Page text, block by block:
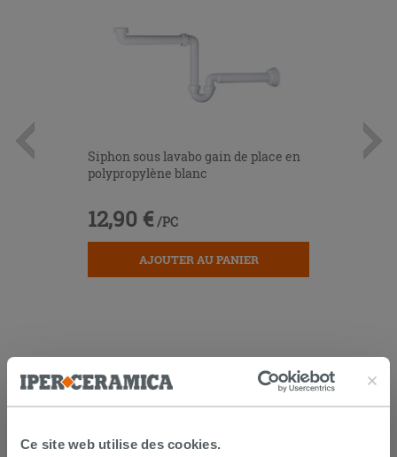
Ce site web utilise des cookies.
Siphon sous lavabo gain de place en
polypropylène blanc
12,90 € /PC
AJOUTER AU PANIER